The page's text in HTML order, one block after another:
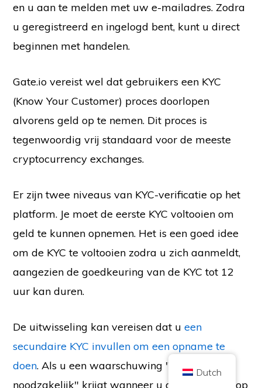
en u aan te melden met uw e-mailadres. Zodra
u geregistreerd en ingelogd bent, kunt u direct
beginnen met handelen.
Gate.io vereist wel dat gebruikers een KYC
(Know Your Customer) proces doorlopen
alvorens geld op te nemen. Dit proces is
tegenwoordig vrij standaard voor de meeste
cryptocurrency exchanges.
Er zijn twee niveaus van KYC-verificatie op het
platform. Je moet de eerste KYC voltooien om
geld te kunnen opnemen. Het is een goed idee
om de KYC te voltooien zodra u zich aanmeldt,
aangezien de goedkeuring van de KYC tot 12
uur kan duren.
De uitwisseling kan vereisen dat ueen
secundaire KYC invullen om een opname te
doen. Als u een waarschuwing "KYC
noodzakelijk" krijgt wanneer u geld probeert op
Copyright © 2026 Brilliant British Ltd handelend onder de naam Coin
Kickoff
Adres: 2nd Floor 167-169 Great Portland Street, Londen, Verenigd
Koninkrijk, W1W 5PF
De inhoud is voor informatieve doeleinden en is geen beleggingsadvies. In
resultaten. Beleggen in cryptocurrency brengt risico's met zich mee.
Cryptocurrency wordt niet gereguleerd door de UK Financial Conduct
Authority en valt niet onder de bescherming van het UK Financial Services
waarde verliezen. Vermogenswinstbelasting kan van toepassing zijn op
winsten uit de verkoop van cryptocurrency.
HOME OVER PRIVACYBELEID NEEM CONTACT MET ONS OP
Dutch